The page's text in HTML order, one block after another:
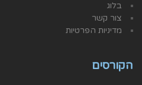
בלוג
צור קשר
מדיניות הפרטיות
הקורסים